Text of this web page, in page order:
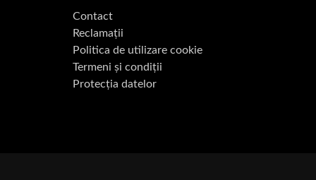
Contact
Reclamații
Politica de utilizare cookie
Termeni și condiții
Protecția datelor